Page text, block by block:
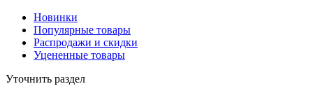
Новинки
Популярные товары
Распродажи и скидки
Уцененные товары
Уточнить раздел